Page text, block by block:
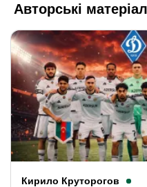
Авторські
Кирило Круторогов